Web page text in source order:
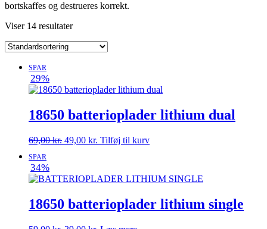
bortskaffes og destrueres korrekt.
Viser 14 resultater
SPAR
29%
18650 batterioplader lithium dual
69,00kr. Den
69,00 kr..
49,00 kr. Den
49,00 kr..
Tilføj til kurv
SPAR
34%
18650 batterioplader lithium single